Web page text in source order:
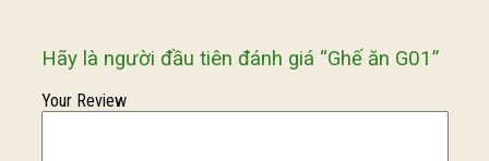
Hãy là người đầu tiên đánh giá “Ghế ăn G01”
Your Review